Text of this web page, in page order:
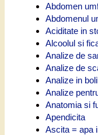
Abdomen
Abdomenul
Aciditate in
Alcoolul si
Analize de
Analize de
Analize in
Analize
Anatomia si
Apendicita
Ascita = apa